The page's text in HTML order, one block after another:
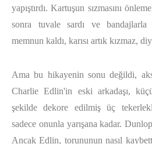
yapıştırdı. Kartuşun sızmasını
sonra tuvale sardı ve
memnun kaldı, karısı artık kızmaz,
Ama bu hikayenin sonu değildi,
Charlie Edlin'in eski arkadaşı,
şekilde dekore edilmiş üç
sadece onunla yarışana kadar.
Ancak Edlin, torununun nasıl